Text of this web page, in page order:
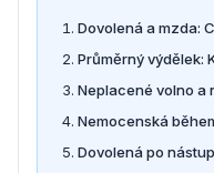
Dovolená a mzda:
Průměrný výdělek:
Neplacené volno a
Nemocenská
Dovolená po